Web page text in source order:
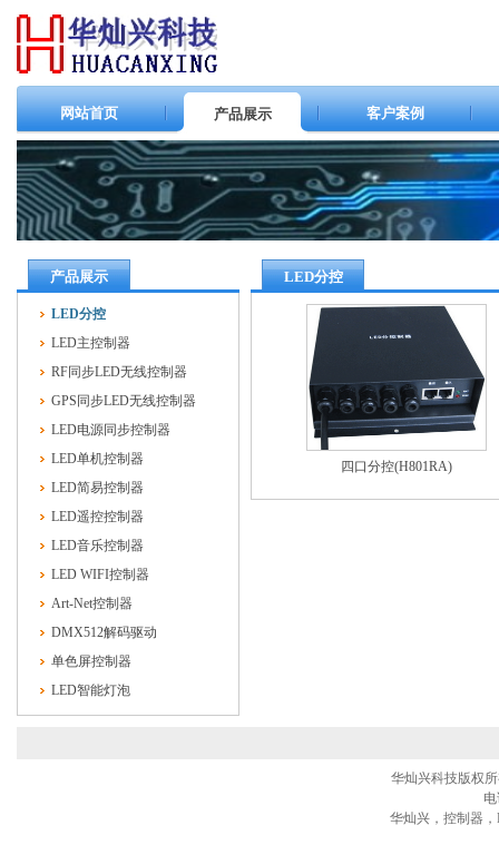
网站首页 产品展示 客户案例
产品展示
LED分控
LED主控制器
RF同步LED无线控制器
GPS同步LED无线控制器
LED电源同步控制器
LED单机控制器
LED简易控制器
LED遥控控制器
LED音乐控制器
LED WIFI控制器
Art-Net控制器
DMX512解码驱动
单色屏控制器
LED智能灯泡
LED分控
四口分控(H801RA)
华灿兴科技版权
华灿兴，控制器